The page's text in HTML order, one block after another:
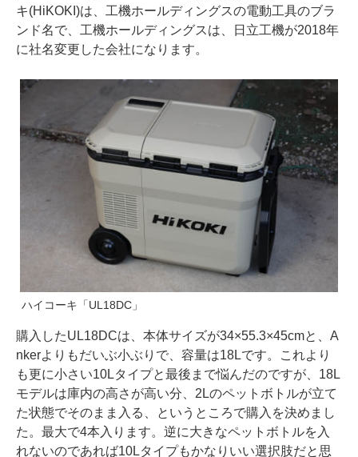
キ(HiKOKI)は、工機ホールディングスの電動工具のブラ
ンド名で、工機ホールディングスは、日立工機が2018年
に社名変更した会社になります。
ハイコーキ「UL18DC」
購入したUL18DCは、本体サイズが34×55.3×45cmと、A
nkerよりもだいぶ小ぶりで、容量は18Lです。これより
も更に小さい10Lタイプと最後まで悩んだのですが、18L
モデルは庫内の高さが高い分、2Lのペットボトルが立て
た状態でそのまま入る、というところで購入を決めまし
た。最大で4本入ります。逆に大きなペットボトルを入
れないのであれば10Lタイプもかなりいい選択肢だと思